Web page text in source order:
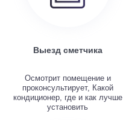
Выезд сметчика
Осмотрит помещение и
проконсультирует, Какой
кондиционер, где и как лучше
установить